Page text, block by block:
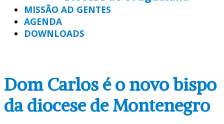
MISSÃO AD GENTES
AGENDA
DOWNLOADS
Dom Carlos é o novo bispo
da diocese de Montenegro